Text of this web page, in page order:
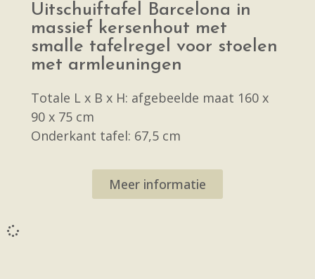
Uitschuiftafel Barcelona in
massief kersenhout met
smalle tafelregel voor stoelen
met armleuningen
Totale L x B x H: afgebeelde maat 160 x
90 x 75 cm
Onderkant tafel: 67,5 cm
Meer informatie